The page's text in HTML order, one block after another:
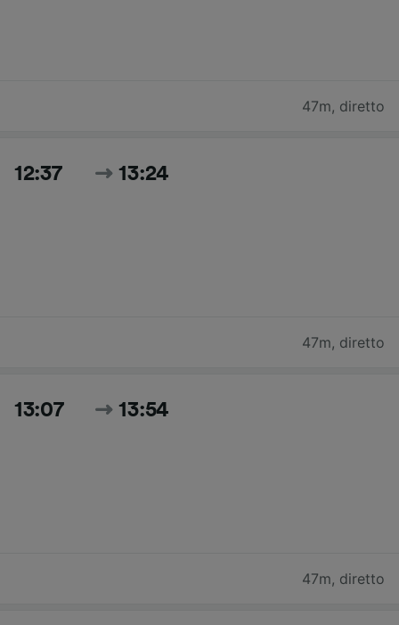
47m, diretto
12:37 13:24
47m, diretto
13:07 13:54
47m, diretto